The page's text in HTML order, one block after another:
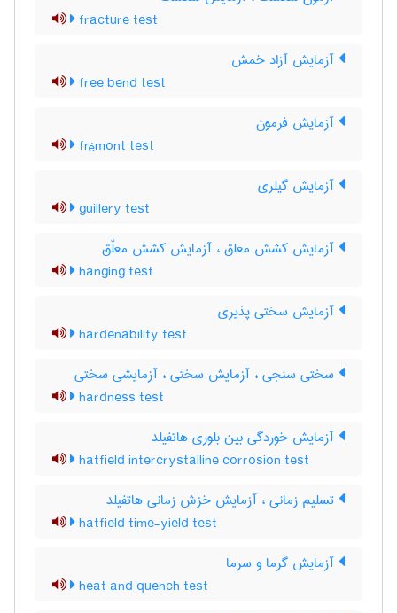
fracture test
آزمایش آزاد خمش
free bend test
آزمایش فرمون
frémont test
آزمایش گیلری
guillery test
آزمایش کشش معلق ، آزمایش کشش معلّق
hanging test
آزمایش سختی پذیری
hardenability test
سختی سنجی ، آزمایش سختی ، آزمایشی سختی
hardness test
آزمایش خوردگی بین بلوری هاتفیلد
hatfield intercrystalline corrosion test
تسلیم زمانی ، آزمایش خزش زمانی هاتفیلد
hatfield time-yield test
آزمایش گرما و سرما
heat and quench test